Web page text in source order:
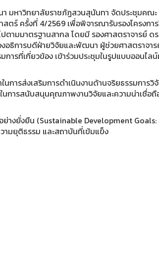
มหาวิทยาลัยราชภัฏสวนสุนันทา จัดประชุมคณะ
ตร์ ครั้งที่ 4/2569 เพื่อพิจารณารับรองโครงกา
ตามมาตรฐานสากล โดยมี รองศาสตราจารย์ ด
อธิการบดีฝ่ายวิจัยและพัฒนา ผู้ช่วยศาสตราจา
ารที่เกี่ยวข้อง เข้าร่วมประชุมในรูปแบบออนไล
ารส่งเสริมการดำเนินงานด้านจริยธรรมการวิ
การสนับสนุนคุณภาพงานวิจัยและความน่าเชื่อถื
งยั่งยืน (Sustainable Development Goals:
มยุติธรรม และสถาบันที่เข้มแข็ง